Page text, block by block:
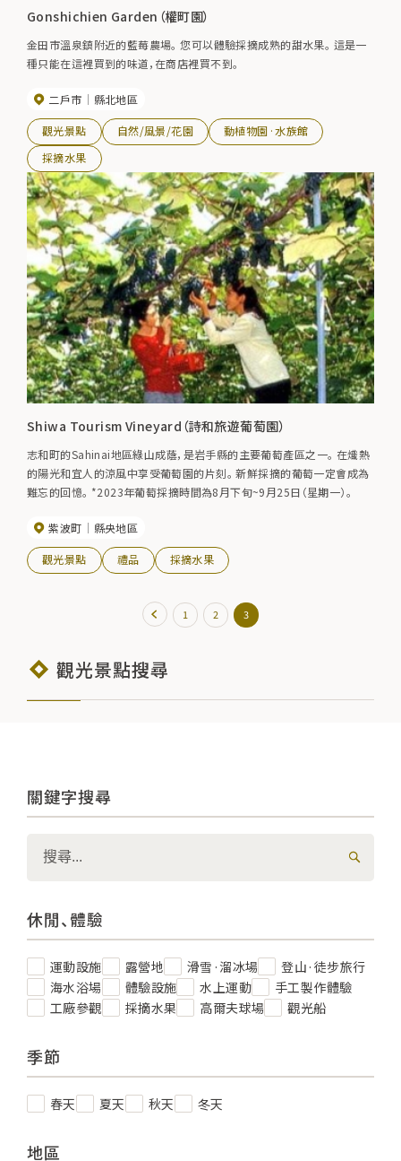
Gonshichien Garden（權町園）
金田市溫泉鎮附近的藍莓農場。 您可以體驗採摘成熟的甜水果。 這是一
種只能在這裡買到的味道，在商店裡買不到。
二戶市 縣北地區
觀光景點 自然/風景/花園
動植物園·水族館
採摘水果
Shiwa Tourism Vineyard（詩和旅遊葡萄園）
志和町的Sahinai地區綠山成蔭，是岩手縣的主要葡萄產區之一。 在熾熱
的陽光和宜人的涼風中享受葡萄園的片刻。 新鮮採摘的葡萄一定會成為
難忘的回憶。 *2023年葡萄採摘時間為8月下旬~9月25日（星期一）。
紫波町 縣央地區
觀光景點 禮品 採摘水果
1 2 3
觀光景點搜尋
關鍵字搜尋
休閒、體驗
運動設施 露營地 滑雪·溜冰場
登山·徒步旅行
海水浴場
體驗設施 水上運動
手工製作體驗
工廠參觀
採摘水果 高爾夫球場 觀光船
季節
春天 夏天 秋天 冬天
地區